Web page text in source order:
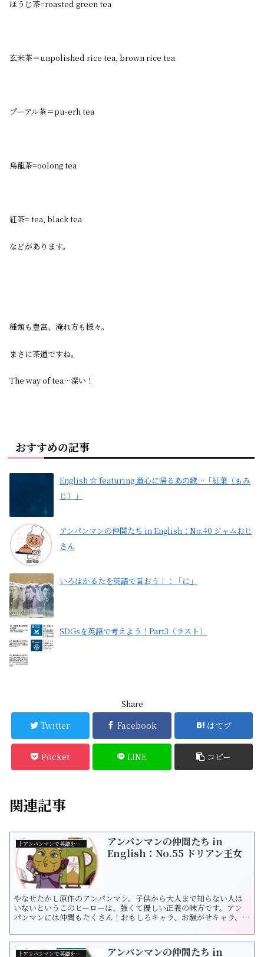
ほうじ茶=roasted green tea
玄米茶＝unpolished rice tea, brown rice tea
プーアル茶＝pu-erh tea
烏龍茶=oolong tea
紅茶= tea, black tea
などがあります。
種類も豊富、淹れ方も様々。
まさに茶道ですね。
The way of tea…深い！
おすすめの記事
English ☆ featuring 童心に帰るあの歌…「紅葉（もみ
じ）」
アンパンマンの仲間たち in English：No.40 ジャムおじ
さん
いろはかるたを英語で言おう！：「に」
SDGsを英語で考えよう！Part3（ラスト）
Share
Twitter Facebook はてブ
Pocket LINE コピー
関連記事
├アンパンマンで英語を学ぼう！
アンパンマンの仲間たち in
English：No.55 ドリアン王女
やなせたかし原作のアンパンマン。子供から大人まで知らない人は
いないというこのヒーローは、強くて優しい正義の味方です。アン
パンマンには仲間もたくさん！おもしろキャラ、お騒がせキャラ、ち
ンパンマンは「平和な生活ってなんだ？」という大きなテーマを考
えさせてくれますね。「世界の平和」について日本を超えて教えて
くれる気がしま... ├アンパンマンで英語を学ぼう！
アンパンマンの仲間たち in